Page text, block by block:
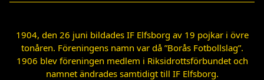
1904, den 26 juni bildades IF Elfsborg av 19 pojkar i övre
tonåren. Föreningens namn var då ”Borås Fotbollslag”.
1906 blev föreningen medlem i Riksidrottsförbundet och
namnet ändrades samtidigt till IF Elfsborg.